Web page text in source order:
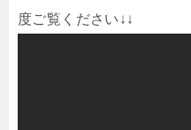
度ご覧ください↓↓